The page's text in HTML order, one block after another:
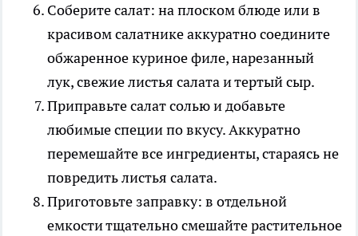
Соберите салат: на плоском блюде или в
красивом салатнике аккуратно соедините
обжаренное куриное филе, нарезанный
лук, свежие листья салата и тертый сыр.
Приправьте салат солью и добавьте
любимые специи по вкусу. Аккуратно
перемешайте все ингредиенты, стараясь не
повредить листья салата.
Приготовьте заправку: в отдельной
емкости тщательно смешайте растительное